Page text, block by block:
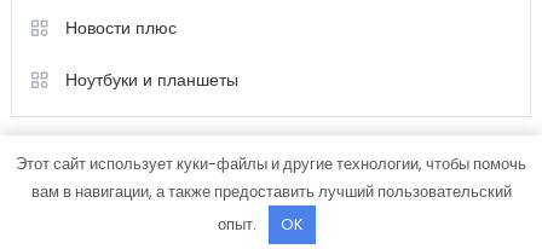
Новости плюс
Ноутбуки и планшеты
Тема: Color Magazine от
Этот сайт использует куки-файлы и другие технологии, чтобы помочь
вам в навигации, а также предоставить лучший пользовательский
опыт.
OK